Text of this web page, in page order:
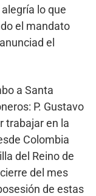
lo que
el mandato
el
a Santa
P. Gustavo
trabajar en la
Colombia
del Reino de
del mes
de estas